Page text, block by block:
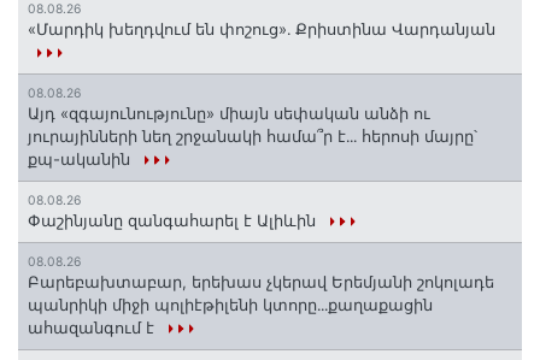
08.08.26
«Մարդիկ խեղդվում են փոշուց»․ Քրիստինա Վարդանյան
08.08.26
Այդ «զգայունությունը» միայն սեփական անձի ու
յուրայինների նեղ շրջանակի համա՞ր է․․․ հերոսի մայրը՝
քպ-ականին
08.08.26
Փաշինյանը զանգահարել է Ալիևին
08.08.26
Բարեբախտաբար, երեխաս չկերավ Երեմյանի շոկոլադե
պանրիկի միջի պոլիէթիլենի կտորը․․․քաղաքացին
ահազանգում է